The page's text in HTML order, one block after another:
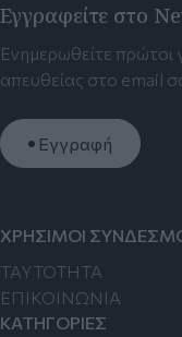
Εγγραφείτε στο
Ενημερωθείτε πρώτοι
απευθείας στο email
Εγγραφή
ΧΡΗΣΙΜΟΙ
TAYTOTHTA
ΕΠΙΚΟΙΝΩΝΙΑ
ΚΑΤΗΓΟΡΙΕΣ